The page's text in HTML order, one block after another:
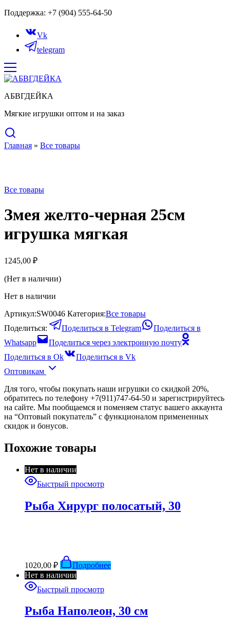
Поддержка: +7 (904) 555-64-50
Vk
telegram
АБВГДЕЙКА
Мягкие игрушки оптом и на заказ
Главная » Все товары
Все товары
Змея желто-черная 25см
игрушка мягкая
1245,00 ₽
(Нет в наличии)
Нет в наличии
Артикул:SW0046 Категория:Все товары
Поделиться:
Поделиться в Telegram
Поделиться в
Whatsapp
Поделиться через электронную почту
Поделиться в Ok
Поделиться в Vk
Оптовикам
Для того, чтобы покупать наши игрушки со скидкой 20%,
обратитесь по телефону +7(911)747-64-50 и зарегистрируйтесь
на сайте. Мы пообщаемся и поменяем статус вашего аккаунта
на “Оптовый покупатель” с функционалом примененных
скидок и бонусов.
Похожие товары
Нет в наличии
Быстрый просмотр
Рыба Хирург полосатый, 30
1020,00 ₽
Подробнее
Нет в наличии
Быстрый просмотр
Рыба Наполеон, 30 см